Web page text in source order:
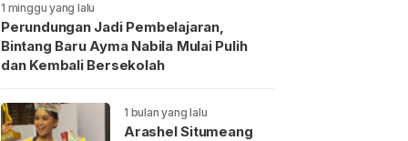
1 minggu yang lalu
Perundungan Jadi Pembelajaran,
Bintang Baru Ayma Nabila Mulai Pulih
dan Kembali Bersekolah
1 bulan yang lalu
Arashel Situmeang